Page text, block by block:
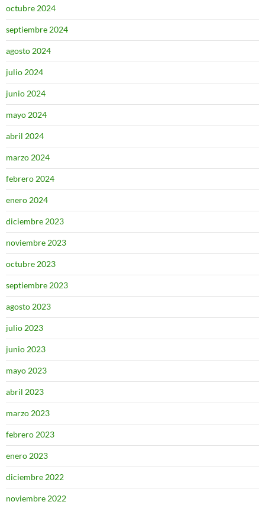
octubre 2024
septiembre 2024
agosto 2024
julio 2024
junio 2024
mayo 2024
abril 2024
marzo 2024
febrero 2024
enero 2024
diciembre 2023
noviembre 2023
octubre 2023
septiembre 2023
agosto 2023
julio 2023
junio 2023
mayo 2023
abril 2023
marzo 2023
febrero 2023
enero 2023
diciembre 2022
noviembre 2022